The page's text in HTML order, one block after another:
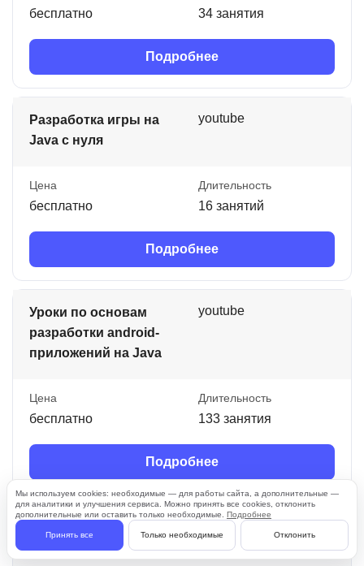
бесплатно 34 занятия
Подробнее
Разработка игры на
Java с нуля
youtube
Цена
бесплатно
Длительность
16 занятий
Подробнее
Уроки по основам
разработки android-
приложений на Java
youtube
Цена
бесплатно
Длительность
133 занятия
Подробнее
Уроки Java для
youtube
Мы используем cookies: необходимые — для работы сайта, а дополнительные —
для аналитики и улучшения сервиса. Можно принять все cookies, отклонить
дополнительные или оставить только необходимые. Подробнее
Принять все Только необходимые Отклонить